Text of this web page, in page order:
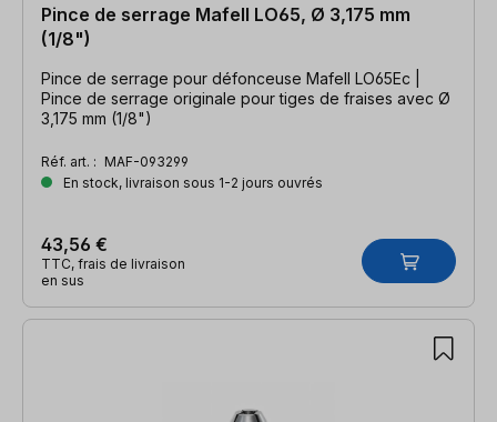
Pince de serrage Mafell LO65, Ø 3,175 mm
(1/8")
Pince de serrage pour défonceuse Mafell LO65Ec |
Pince de serrage originale pour tiges de fraises avec Ø
3,175 mm (1/8")
Réf. art. : MAF-093299
En stock, livraison sous 1-2 jours ouvrés
43,56 €
TTC, frais de livraison
en sus